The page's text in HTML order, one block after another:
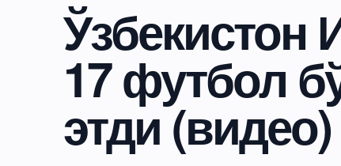
Ўзбекистон
17 футбол
этди (видео)